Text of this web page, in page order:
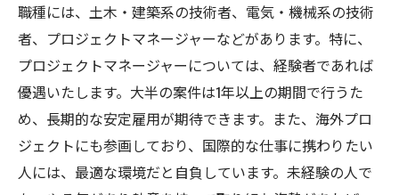
職種には、土木・建築系の技術者、電気・機械系の技術
者、プロジェクトマネージャーなどがあります。特に、
プロジェクトマネージャーについては、経験者であれば
優遇いたします。大半の案件は1年以上の期間で行うた
め、長期的な安定雇用が期待できます。また、海外プロ
ジェクトにも参画しており、国際的な仕事に携わりたい
人には、最適な環境だと自負しています。未経験の人で